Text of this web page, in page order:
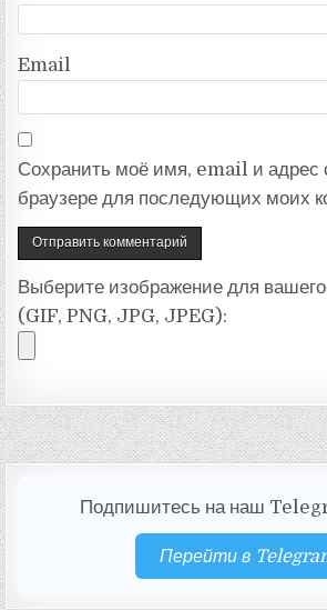
Email
Сохранить моё имя, email и адрес
браузере для последующих моих
Выберите изображение для
(GIF, PNG, JPG, JPEG):
Подпишитесь на наш
Перейти в